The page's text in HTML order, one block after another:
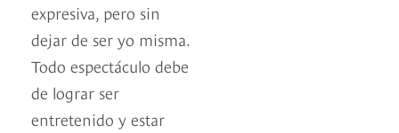
expresiva, pero sin
dejar de ser yo misma.
Todo espectáculo debe
de lograr ser
entretenido y estar